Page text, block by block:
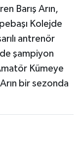
Barış Arın,
Kolejde
antrenör
de şampiyon
Kümeye
bir sezonda